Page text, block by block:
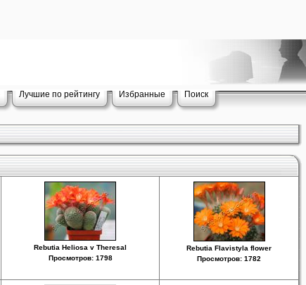
Лучшие по рейтингу Избранные Поиск
Rebutia Heliosa v Theresal
Просмотров: 1798
Rebutia Flavistyla flower
Просмотров: 1782